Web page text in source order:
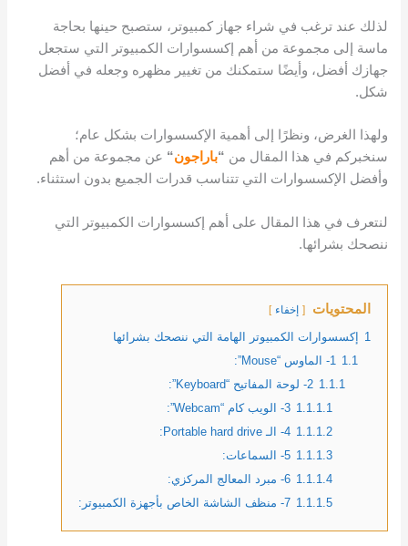
لذلك عند ترغب في شراء جهاز كمبيوتر، ستصبح حينها بحاجة
ماسة إلى مجموعة من أهم إكسسوارات الكمبيوتر التي ستجعل
جهازك أفضل، وأيضًا ستمكنك من تغيير مظهره وجعله في أفضل
شكل.
ولهذا الغرض، ونظرًا إلى أهمية الإكسسوارات بشكل عام؛
سنخبركم في هذا المقال من “باراجون“ عن مجموعة من أهم
وأفضل الإكسسوارات التي تتناسب قدرات الجميع بدون استثناء.
لنتعرف في هذا المقال على أهم إكسسوارات الكمبيوتر التي
ننصحك بشرائها.
المحتويات إخفاء
1 إكسسوارات الكمبيوتر الهامة التي ننصحك بشرائها
1.1 1- الماوس “Mouse”:
1.1.1 2- لوحة المفاتيح “Keyboard”:
1.1.1.1 3- الويب كام “Webcam”:
1.1.1.2 4- الـ Portable hard drive:
1.1.1.3 5- السماعات:
1.1.1.4 6- مبرد المعالج المركزي:
1.1.1.5 7- منظف الشاشة الخاص بأجهزة الكمبيوتر: